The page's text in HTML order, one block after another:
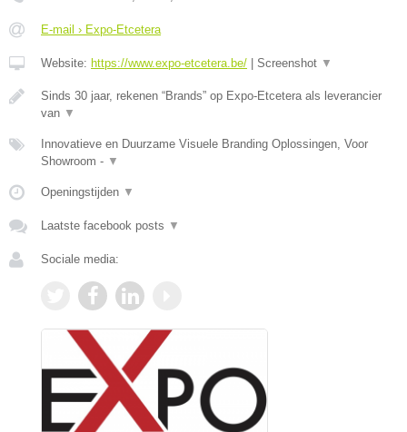
E-mail › Expo-Etcetera
Website: https://www.expo-etcetera.be/ | Screenshot ▼
Sinds 30 jaar, rekenen “Brands” op Expo-Etcetera als leverancier
van ▼
Innovatieve en Duurzame Visuele Branding Oplossingen, Voor
Showroom - ▼
Openingstijden ▼
Laatste facebook posts ▼
Sociale media: